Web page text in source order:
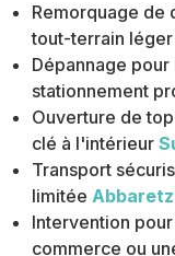
Remorquage de
tout-terrain léger
Dépannage
stationnement
Ouverture de
clé à l'intérieur
Transport
limitée Abbaretz
Intervention
commerce ou